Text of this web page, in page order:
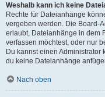
Weshalb kann ich keine
Rechte für Dateianhänge
vergeben werden. Die Board-
erlaubt, Dateianhänge in dem
verfassen möchtest, oder nur
Du kannst einen Administrator
du keine Dateianhänge
Nach oben